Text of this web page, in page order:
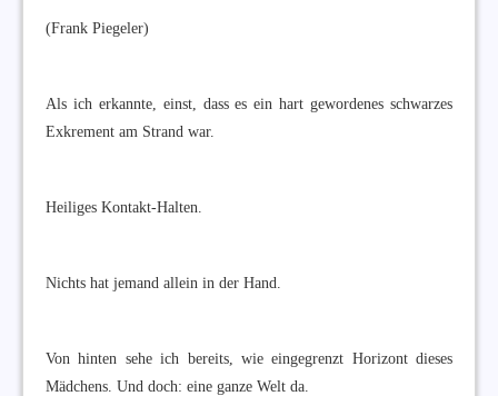
(Frank Piegeler)
Als ich erkannte, einst, dass es ein hart gewordenes schwarzes
Exkrement am Strand war.
Heiliges Kontakt-Halten.
Nichts hat jemand allein in der Hand.
Von hinten sehe ich bereits, wie eingegrenzt Horizont dieses
Mädchens. Und doch: eine ganze Welt da.